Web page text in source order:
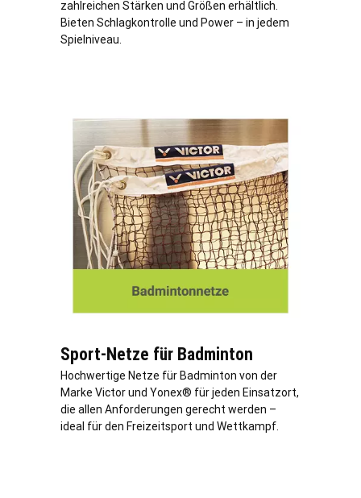
zahlreichen Stärken und Größen erhältlich.
Bieten Schlagkontrolle und Power – in jedem
Spielniveau.
Sport-Netze für Badminton
Hochwertige Netze für Badminton von der
Marke Victor und Yonex® für jeden Einsatzort,
die allen Anforderungen gerecht werden –
ideal für den Freizeitsport und Wettkampf.